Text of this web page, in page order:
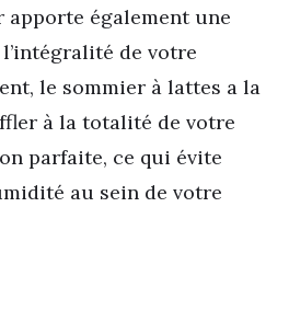
apporte également une
de votre
le sommier à lattes a la
à la totalité de votre
parfaite, ce qui évite
au sein de votre